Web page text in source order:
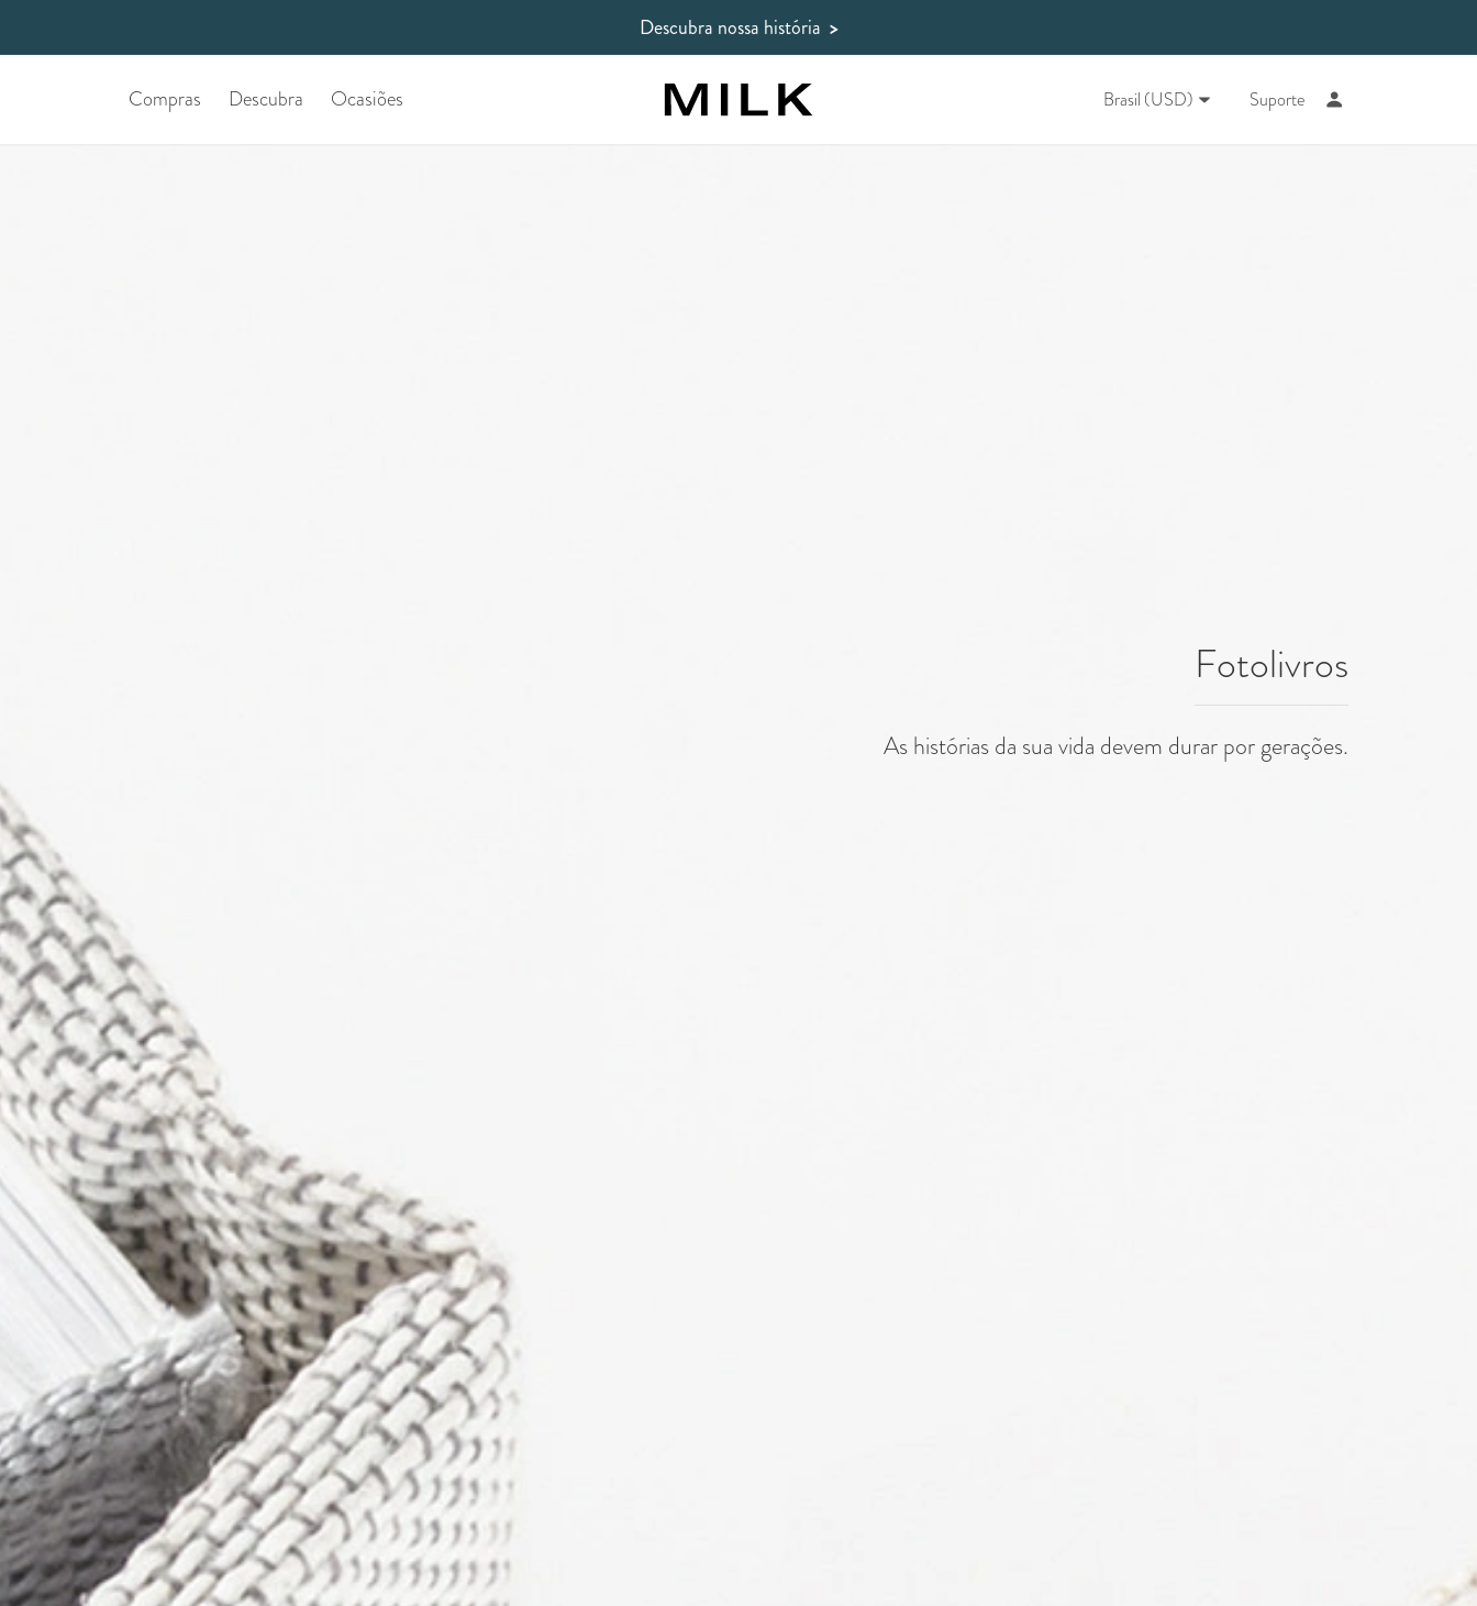
Descubra nossa história >
Compras Descubra Ocasiões Brasil (USD) Suporte
Fotolivros
As histórias da sua vida devem durar por gerações.